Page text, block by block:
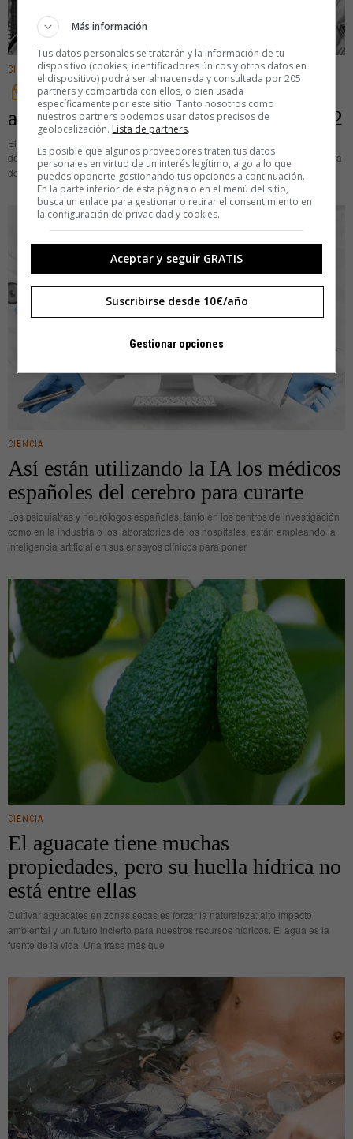
CIENCIA
Cosmonaustas contra osos: el
accidentado aterrizaje de la Voskhod 2
El 18 de marzo de 1965, el comandante Alexei Leonov se convirtió en héroe
de la Unión Soviética y, si me preguntáis, en héroe de la humanidad: acababa
de completar el primer
CIENCIA
Así están utilizando la IA los médicos
españoles del cerebro para curarte
Los psiquiatras y neurólogos españoles, tanto en los centros de investigación
como en la industria o los laboratorios de los hospitales, están empleando la
inteligencia artificial en sus ensayos clínicos para poner
CIENCIA
El aguacate tiene muchas
propiedades, pero su huella hídrica no
está entre ellas
Cultivar aguacates en zonas secas es forzar la naturaleza: alto impacto
ambiental y un futuro incierto para nuestros recursos hídricos. El agua es la
fuente de la vida. Una frase más que
Más información
Tus datos personales se tratarán y la información de tu
dispositivo (cookies, identificadores únicos y otros datos en
el dispositivo) podrá ser almacenada y consultada por 205
partners y compartida con ellos, o bien usada
específicamente por este sitio. Tanto nosotros como
nuestros partners podemos usar datos precisos de
geolocalización. Lista de partners.
Es posible que algunos proveedores traten tus datos
personales en virtud de un interés legítimo, algo a lo que
puedes oponerte gestionando tus opciones a continuación.
En la parte inferior de esta página o en el menú del sitio,
busca un enlace para gestionar o retirar el consentimiento en
la configuración de privacidad y cookies.
Aceptar y seguir GRATIS
Suscribirse desde 10€/año
Gestionar opciones